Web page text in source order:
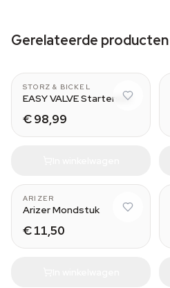
Gerelateerde producten
STORZ & BICKEL
EASY VALVE Starterset
€ 98,99
ARIZER
Arizer Mondstuk
€ 11,50